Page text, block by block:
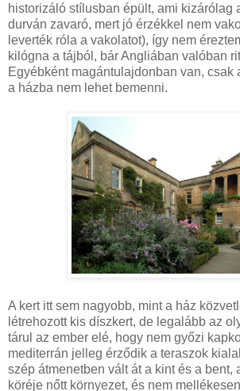
historizáló stílusban épült, ami kizárólag
durván zavaró, mert jó érzékkel nem
leverték róla a vakolatot), így nem
kilógna a tájból, bár Angliában valóban
Egyébként magántulajdonban van, csak
a házba nem lehet bemenni.
A kert itt sem nagyobb, mint a ház
létrehozott kis díszkert, de legalább az
tárul az ember elé, hogy nem győzi
mediterrán jelleg érződik a teraszok
szép átmenetben vált át a kint és a bent,
köréje nőtt környezet, és nem